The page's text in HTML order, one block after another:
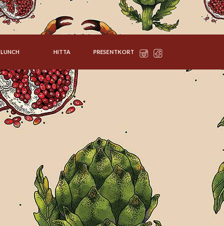
LUNCH HITTA PRESENTKORT